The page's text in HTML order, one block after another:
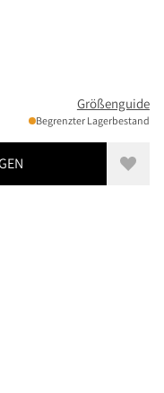
EUR Größenguide
Begrenzter Lagerbestand
Zur